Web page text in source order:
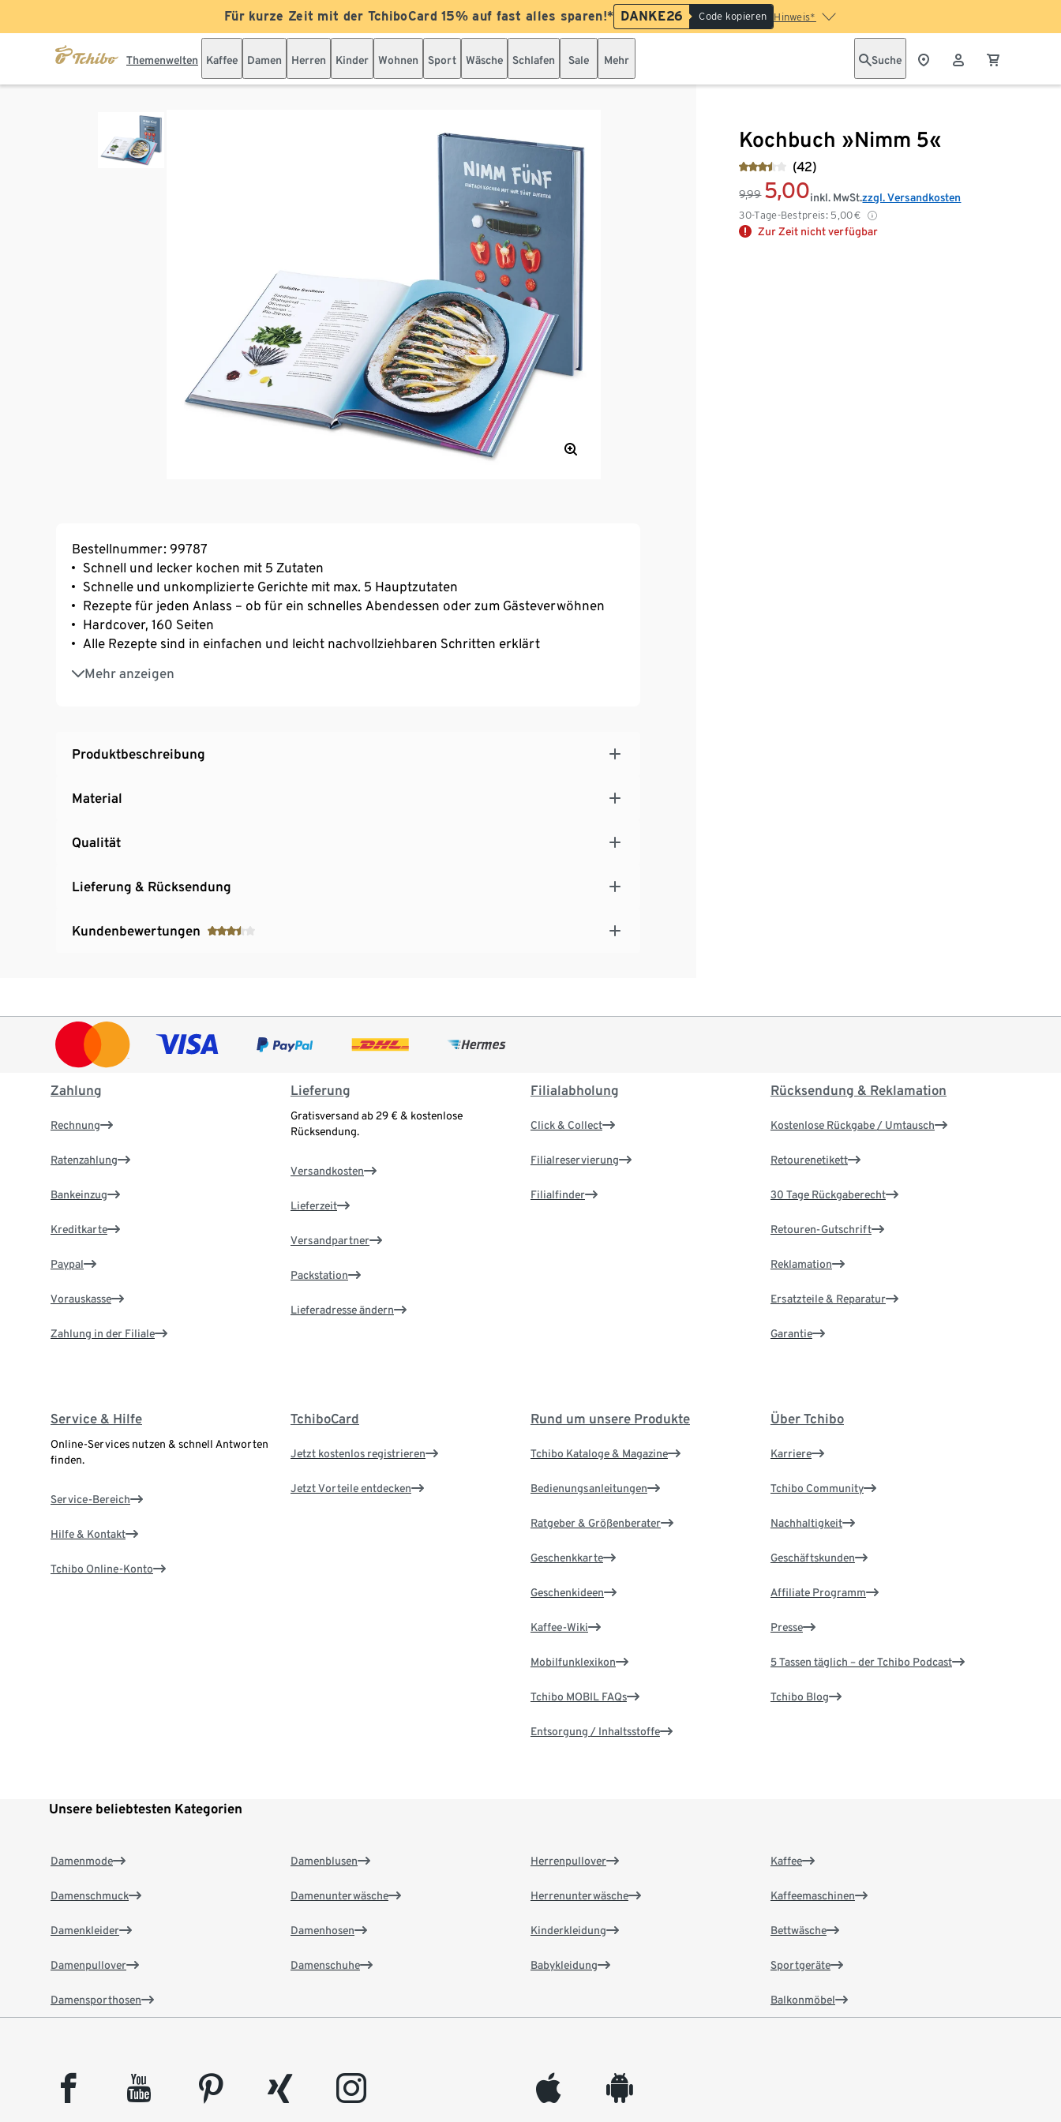
Für kurze Zeit mit der TchiboCard 15% auf fast alles sparen!* DANKE26 Code kopieren Hinweis*
Themenwelten Kaffee Damen Herren Kinder Wohnen Sport Wäsche Schlafen Sale Mehr Suche
Kochbuch »Nimm 5«
(42)
9,99 5,00
30-Tage-Bestpreis: 5,00€
inkl. MwSt.zzgl. Versandkosten
Zur Zeit nicht verfügbar
Bestellnummer: 99787
Schnell und lecker kochen mit 5 Zutaten
Schnelle und unkomplizierte Gerichte mit max. 5 Hauptzutaten
Rezepte für jeden Anlass – ob für ein schnelles Abendessen oder zum Gästeverwöhnen
Hardcover, 160 Seiten
Alle Rezepte sind in einfachen und leicht nachvollziehbaren Schritten erklärt
Mehr anzeigen
Jedes Rezept mit ansprechendem Foto der fertigen Gerichte
5 Kategorien: klein und raffiniert, klassisch und herzhaft, vegetarisch und vegan, Gäste
Produktbeschreibung
Material
Qualität
Lieferung & Rücksendung
Kundenbewertungen
Zahlung
Rechnung
Ratenzahlung
Bankeinzug
Kreditkarte
Paypal
Vorauskasse
Zahlung in der Filiale
Lieferung
Gratisversand ab 29 € & kostenlose
Rücksendung.
Versandkosten
Lieferzeit
Versandpartner
Packstation
Lieferadresse ändern
Filialabholung
Click & Collect
Filialreservierung
Filialfinder
Rücksendung & Reklamation
Kostenlose Rückgabe / Umtausch
Retourenetikett
30 Tage Rückgaberecht
Retouren-Gutschrift
Reklamation
Ersatzteile & Reparatur
Garantie
Service & Hilfe
Online-Services nutzen & schnell Antworten
finden.
Service-Bereich
Hilfe & Kontakt
Tchibo Online-Konto
TchiboCard
Jetzt kostenlos registrieren
Jetzt Vorteile entdecken
Rund um unsere Produkte
Tchibo Kataloge & Magazine
Bedienungsanleitungen
Ratgeber & Größenberater
Geschenkkarte
Geschenkideen
Kaffee-Wiki
Mobilfunklexikon
Tchibo MOBIL FAQs
Entsorgung / Inhaltsstoffe
Über Tchibo
Karriere
Tchibo Community
Nachhaltigkeit
Geschäftskunden
Affiliate Programm
Presse
5 Tassen täglich – der Tchibo Podcast
Tchibo Blog
Unsere beliebtesten Kategorien
Damenmode
Damenschmuck
Damenkleider
Damenpullover
Damensporthosen
Damenblusen
Damenunterwäsche
Damenhosen
Damenschuhe
Herrenpullover
Herrenunterwäsche
Kinderkleidung
Babykleidung
Kaffee
Kaffeemaschinen
Bettwäsche
Sportgeräte
Balkonmöbel
facebook youtube pinterest xing instagram appleinc android